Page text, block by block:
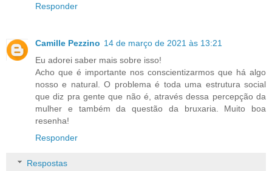
Responder
Camille Pezzino 14 de março de 2021 às 13:21
Eu adorei saber mais sobre isso!
Acho que é importante nos conscientizarmos que há algo
nosso e natural. O problema é toda uma estrutura social
que diz pra gente que não é, através dessa percepção da
mulher e também da questão da bruxaria. Muito boa
resenha!
Responder
Respostas